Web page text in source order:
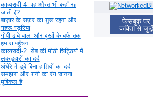
काव्यसदी 4- वह औरत भी कहाँ रह
जाती है?
बाज़ार के सफ़र का शुरू रहना और
गहरू गड़रिया
गोपी ढाबे वाला और दुखों के बर्फ तक
हमारा पहुँचना
काव्यसदी-2: सेब की मीठी चिट्ठियों में
लकड़हारों का दर्द
अंधेरे में डूबे बिना हाशियों का दर्द
समझना और पानी का रंग जानना
मुश्किल है
फेसबुक पर
कविता से जुड़ें